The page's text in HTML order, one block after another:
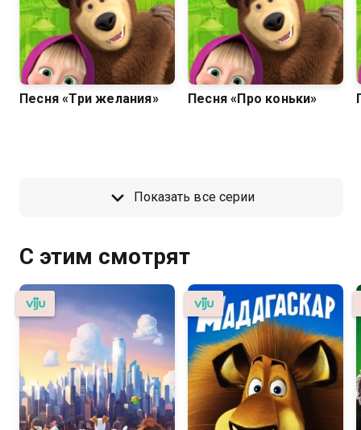
Песня «Три желания» Песня «Про коньки»
Показать все серии
С этим смотрят